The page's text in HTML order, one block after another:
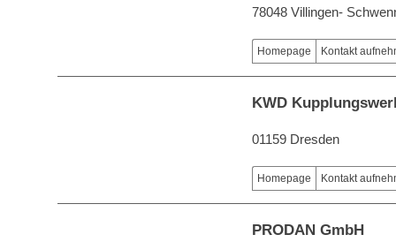
78048 Villingen-
Homepage Kontakt
KWD
01159 Dresden
Homepage Kontakt
PRODAN GmbH